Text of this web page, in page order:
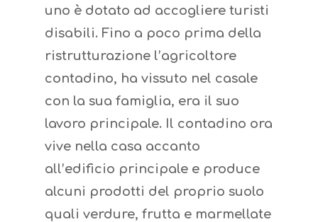
uno è dotato ad accogliere turisti
disabili. Fino a poco prima della
ristrutturazione l’agricoltore
contadino, ha vissuto nel casale
con la sua famiglia, era il suo
lavoro principale. Il contadino ora
vive nella casa accanto
all’edificio principale e produce
alcuni prodotti del proprio suolo
quali verdure, frutta e marmellate